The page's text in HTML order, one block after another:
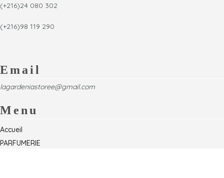
(+216)24 080 302
(+216)98 119 290
Email
lagardeniastoree@gmail.com
Menu
Accueil
PARFUMERIE